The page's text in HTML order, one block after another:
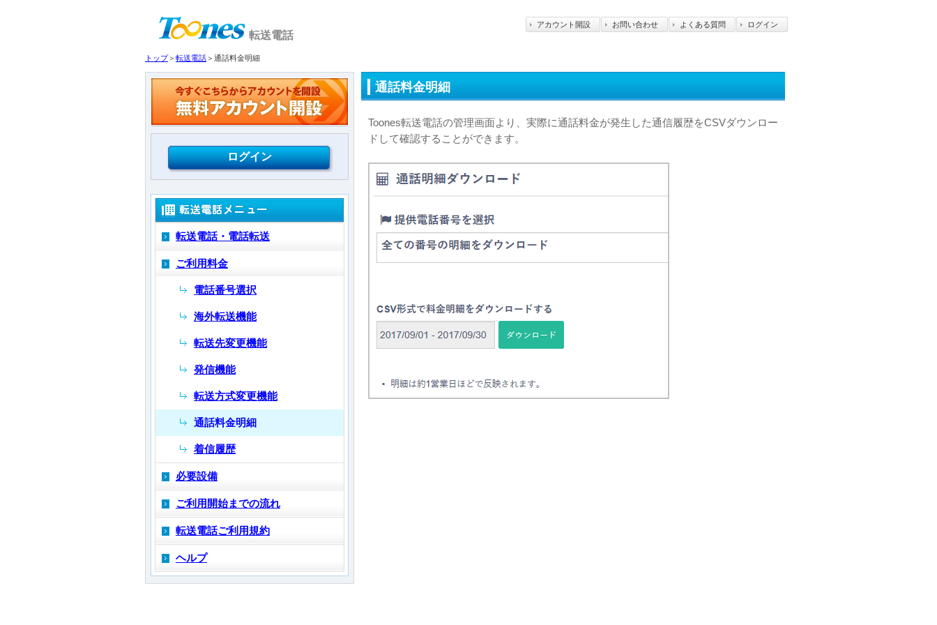
転送電話
アカウント開設 お問い合わせ よくある質問 ログイン
トップ＞ 転送電話 ＞通話料金明細
ログイン
転送電話・電話転送
ご利用料金
電話番号選択
海外転送機能
転送先変更機能
発信機能
転送方式変更機能
通話料金明細
着信履歴
必要設備
ご利用開始までの流れ
転送電話ご利用規約
ヘルプ
通話料金明細
Toones転送電話の管理画面より、実際に通話料金が発生した通信履歴をCSVダウンロー
ドして確認することができます。